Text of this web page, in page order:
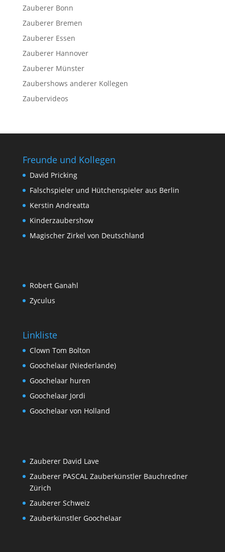
Zauberer Bonn
Zauberer Bremen
Zauberer Essen
Zauberer Hannover
Zauberer Münster
Zaubershows anderer Kollegen
Zaubervideos
Freunde und Kollegen
David Pricking
Falschspieler und Hütchenspieler aus Berlin
Kerstin Andreatta
Kinderzaubershow
Magischer Zirkel von Deutschland
Robert Ganahl
Zyculus
Linkliste
Clown Tom Bolton
Goochelaar (Niederlande)
Goochelaar huren
Goochelaar Jordi
Goochelaar von Holland
Zauberer David Lave
Zauberer PASCAL Zauberkünstler Bauchredner
Zürich
Zauberer Schweiz
Zauberkünstler Goochelaar